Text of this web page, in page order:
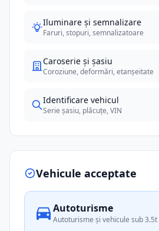
Iluminare și semnalizare
Faruri, stopuri, semnalizatoare
Caroserie și șasiu
Coroziune, deformări, etanșeitate
Identificare vehicul
Serie șasiu, plăcuțe, VIN
Vehicule acceptate
Autoturisme
Autoturisme și vehicule sub 3.5t